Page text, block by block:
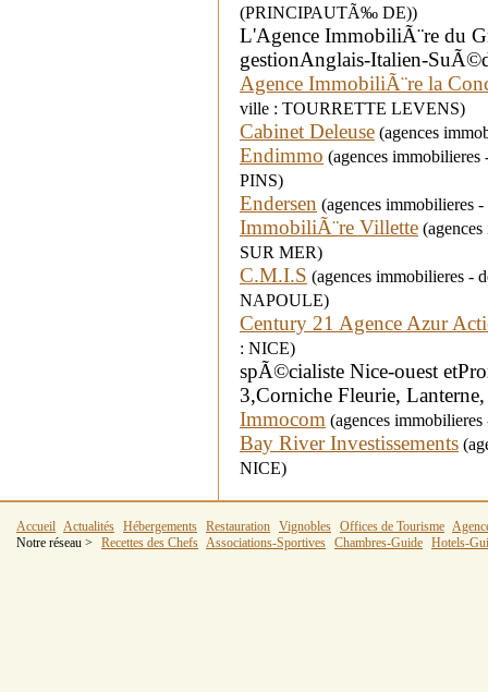
(PRINCIPAUTÃ‰ DE))
L'Agence ImmobiliÃ¨re du
gestionAnglais-Italien-
Agence ImmobiliÃ¨re la
ville : TOURRETTE LEVENS)
Cabinet Deleuse (agences
Endimmo (agences
PINS)
Endersen (agences immobilieres
ImmobiliÃ¨re Villette
SUR MER)
C.M.I.S (agences immobilieres
NAPOULE)
Century 21 Agence Azur
: NICE)
spÃ©cialiste Nice-ouest
3,Corniche Fleurie,
Immocom (agences
Bay River Investissements
NICE)
Accueil Actualités Hébergements Restauration Vignobles Offices de Tourisme
Notre réseau >
Recettes des Chefs Associations-Sportives Chambres-Guide Hotels-